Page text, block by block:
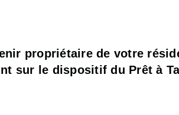
propriétaire de votre
sur le dispositif du Prêt à